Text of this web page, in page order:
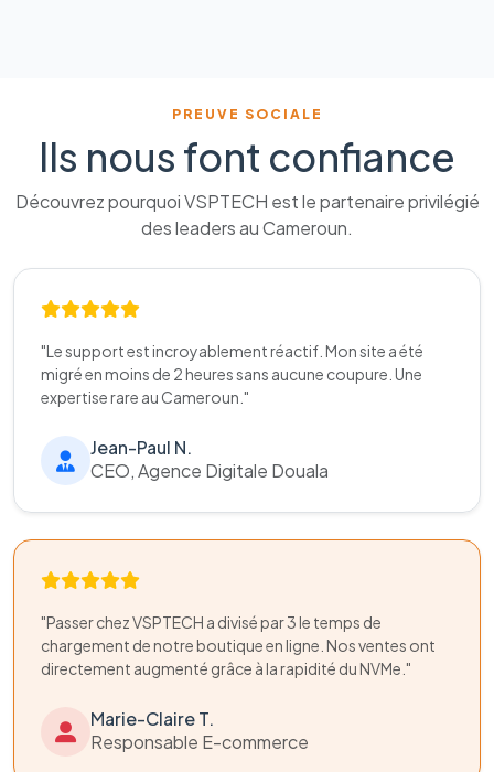
PREUVE SOCIALE
Ils nous font confiance
Découvrez pourquoi VSPTECH est le partenaire privilégié
des leaders au Cameroun.
"Le support est incroyablement réactif. Mon site a été
migré en moins de 2 heures sans aucune coupure. Une
expertise rare au Cameroun."
Jean-Paul N.
CEO, Agence Digitale Douala
"Passer chez VSPTECH a divisé par 3 le temps de
chargement de notre boutique en ligne. Nos ventes ont
directement augmenté grâce à la rapidité du NVMe."
Marie-Claire T.
Responsable E-commerce